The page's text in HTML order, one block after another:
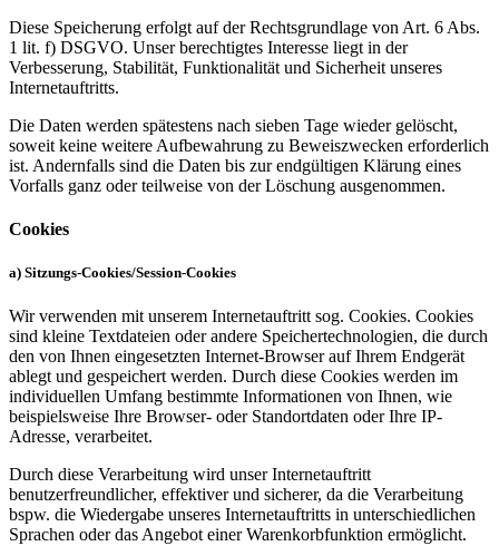
Diese Speicherung erfolgt auf der Rechtsgrundlage von Art. 6 Abs.
1 lit. f) DSGVO. Unser berechtigtes Interesse liegt in der
Verbesserung, Stabilität, Funktionalität und Sicherheit unseres
Internetauftritts.
Die Daten werden spätestens nach sieben Tage wieder gelöscht,
soweit keine weitere Aufbewahrung zu Beweiszwecken erforderlich
ist. Andernfalls sind die Daten bis zur endgültigen Klärung eines
Vorfalls ganz oder teilweise von der Löschung ausgenommen.
Cookies
a) Sitzungs-Cookies/Session-Cookies
Wir verwenden mit unserem Internetauftritt sog. Cookies. Cookies
sind kleine Textdateien oder andere Speichertechnologien, die durch
den von Ihnen eingesetzten Internet-Browser auf Ihrem Endgerät
ablegt und gespeichert werden. Durch diese Cookies werden im
individuellen Umfang bestimmte Informationen von Ihnen, wie
beispielsweise Ihre Browser- oder Standortdaten oder Ihre IP-
Adresse, verarbeitet.
Durch diese Verarbeitung wird unser Internetauftritt
benutzerfreundlicher, effektiver und sicherer, da die Verarbeitung
bspw. die Wiedergabe unseres Internetauftritts in unterschiedlichen
Sprachen oder das Angebot einer Warenkorbfunktion ermöglicht.